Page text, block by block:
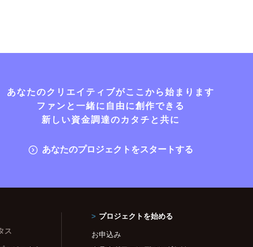
あなたのクリエイティブがここから始まります
ファンと一緒に自由に創作できる
新しい資金調達のカタチと共に
あなたのプロジェクトをスタートする
ス
プロジェクトを始める
お申込み